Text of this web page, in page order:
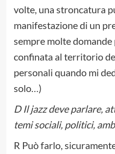
volte, una stroncatura
manifestazione di un
sempre molte
confinata al territorio
personali quando mi
solo…)
D Il jazz deve parlare,
temi sociali, politici,
R Può farlo,